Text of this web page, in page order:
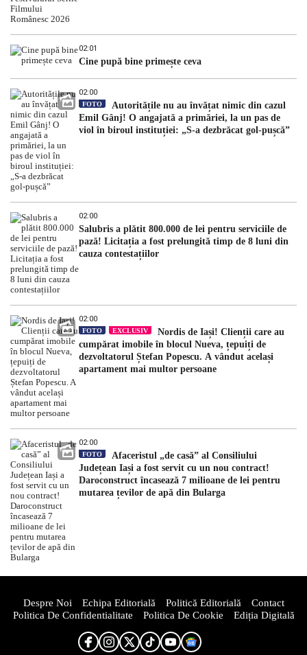
02:01
Cine pupă bine primește ceva
02:00
FOTO
Autoritățile nu au învățat nimic din cazul
Emil Gânj! O angajată a primăriei, la un pas de
viol în biroul instituției: „S-a dezbrăcat gol-pușcă”
02:00
Salubris a plătit 800.000 de lei pentru serviciile de
pază! Licitația a fost prelungită timp de 8 luni din
cauza contestațiilor
02:00
FOTO EXCLUSIV
Nordis de Iași! Clienții care au
cumpărat imobile în blocul Nueva, țepuiți de
dezvoltatorul Ștefan Popescu. A vândut același
apartament mai multor persoane
02:00
FOTO
Afaceristul „de casă” al Consiliului
Județean Iași a fost servit cu un nou contract!
Daroconstruct încasează 7 milioane de lei pentru
mutarea țevilor de apă din Bularga
Despre Noi Echipa Editorială Politică Editorială
Contact
Politica De Confidentialitate
Politica De Cookie Ediția Digitală